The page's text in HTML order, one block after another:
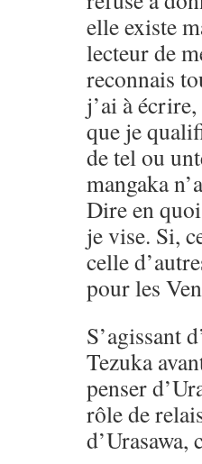
elle existe
lecteur de
reconnais
j’ai à
que je
de tel ou
mangaka
Dire en
je vise. Si,
celle
pour les
S’agissant
Tezuka
penser
rôle de
d’Urasawa,